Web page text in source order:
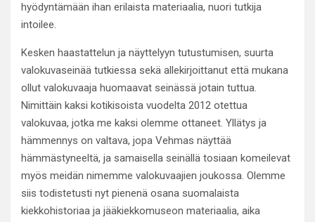
hyödyntämään ihan erilaista materiaalia, nuori tutkija
intoilee.
Kesken haastattelun ja näyttelyyn tutustumisen, suurta
valokuvaseinää tutkiessa sekä allekirjoittanut että mukana
ollut valokuvaaja huomaavat seinässä jotain tuttua.
Nimittäin kaksi kotikisoista vuodelta 2012 otettua
valokuvaa, jotka me kaksi olemme ottaneet. Yllätys ja
hämmennys on valtava, jopa Vehmas näyttää
hämmästyneeltä, ja samaisella seinällä tosiaan komeilevat
myös meidän nimemme valokuvaajien joukossa. Olemme
siis todistetusti nyt pienenä osana suomalaista
kiekkohistoriaa ja jääkiekkomuseon materiaalia, aika